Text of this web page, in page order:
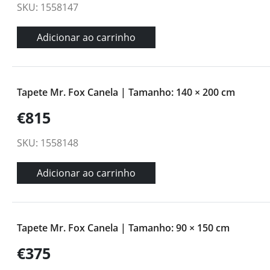
SKU: 1558147
Adicionar ao carrinho
Tapete Mr. Fox Canela | Tamanho: 140 × 200 cm
€815
SKU: 1558148
Adicionar ao carrinho
Tapete Mr. Fox Canela | Tamanho: 90 × 150 cm
€375